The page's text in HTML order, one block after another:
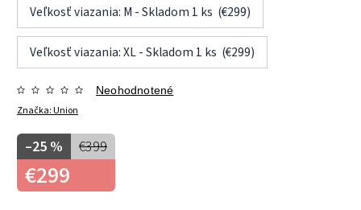
Veľkosť viazania: M - Skladom 1 ks (€299)
Veľkosť viazania: XL - Skladom 1 ks (€299)
Značka:Union
Neohodnotené
€399
–25 %
€299